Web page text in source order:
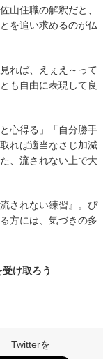
山住職の解釈だと、
を追い求めるのが仏
れば、えぇえ～って
も自由に表現して良
心得る」「自分勝手
れば適当なさじ加減
、流されない上で大
されない練習』。ぴ
方には、気づきの多
受け取ろう